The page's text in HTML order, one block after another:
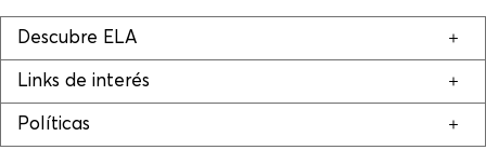
Descubre ELA
Links de interés
Políticas